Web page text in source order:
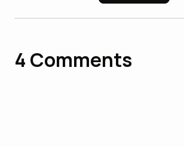
4 Comments